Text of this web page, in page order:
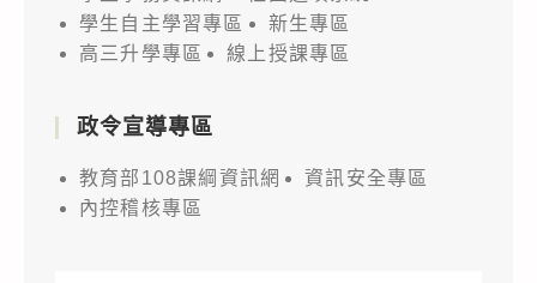
學生自主學習專區
新生專區
高三升學專區
線上授課專區
政令宣導專區
教育部108課綱資訊網
資訊安全專區
內控稽核專區